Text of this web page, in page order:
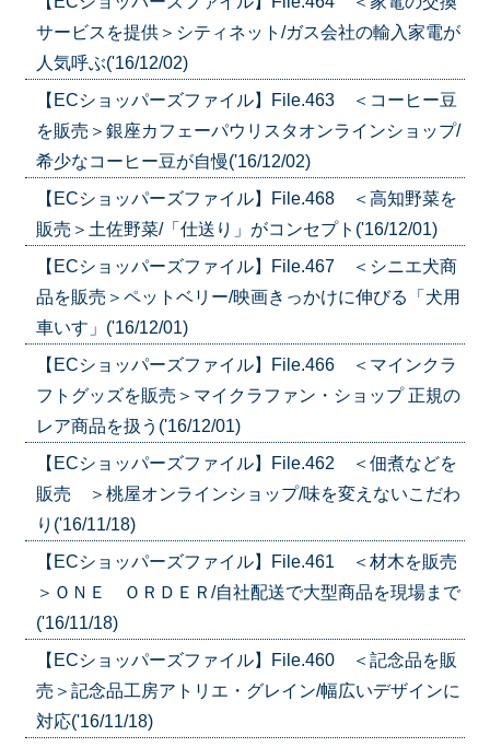
サービスを提供＞シティネット/ガス会社の輸入家電が
人気呼ぶ('16/12/02)
【ECショッパーズファイル】File.463 ＜コーヒー豆
を販売＞銀座カフェーパウリスタオンラインショップ/
希少なコーヒー豆が自慢('16/12/02)
【ECショッパーズファイル】File.468 ＜高知野菜を
販売＞土佐野菜/「仕送り」がコンセプト('16/12/01)
【ECショッパーズファイル】File.467 ＜シニエ犬商
品を販売＞ペットベリー/映画きっかけに伸びる「犬用
車いす」('16/12/01)
【ECショッパーズファイル】File.466 ＜マインクラ
フトグッズを販売＞マイクラファン・ショップ 正規の
レア商品を扱う('16/12/01)
【ECショッパーズファイル】File.462 ＜佃煮などを
販売 ＞桃屋オンラインショップ/味を変えないこだわ
り('16/11/18)
【ECショッパーズファイル】File.461 ＜材木を販売
＞ＯＮＥ ＯＲＤＥＲ/自社配送で大型商品を現場まで
('16/11/18)
【ECショッパーズファイル】File.460 ＜記念品を販
売＞記念品工房アトリエ・グレイン/幅広いデザインに
対応('16/11/18)